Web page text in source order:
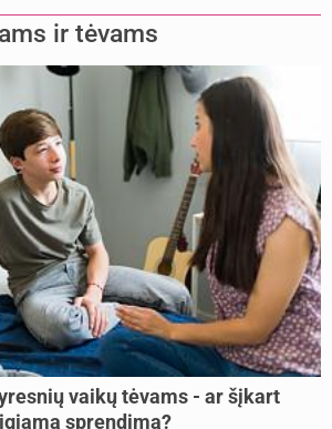
ir tėvams
vaikų tėvams - ar šįkart
sprendimą?